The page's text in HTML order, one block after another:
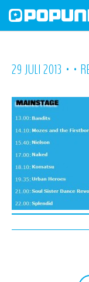
29 JULI 2013 • •